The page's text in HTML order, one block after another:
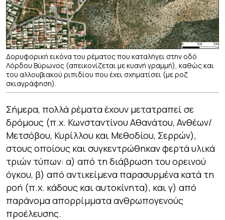
Δορυφορική εικόνα του ρέματος που καταλήγει στην οδό
Λόρδου Βύρωνος (απεικονίζεται με κυανή γραμμή), καθώς και
του αλλουβιακού ριπιδίου που έχει σχηματίσει (με ροζ
σκιαγράφηση).
Σήμερα, πολλά ρέματα έχουν μετατραπεί σε
δρόμους (π.χ. Κωνσταντίνου Αθανάτου, Ανθέων/
Μετσόβου, Κυρίλλου και Μεθοδίου, Σερρών),
στους οποίους και συγκεντρώθηκαν φερτά υλικά
τριών τύπων: α) από τη διάβρωση του ορεινού
όγκου, β) από αντικείμενα παρασυρμένα κατά τη
ροή (π.χ. κάδους και αυτοκίνητα), και γ) από
παράνομα απορρίμματα ανθρωπογενούς
προέλευσης.